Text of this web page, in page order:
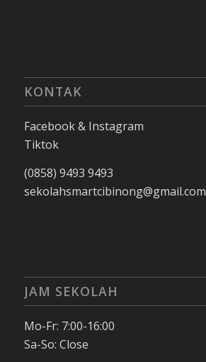
KONTAK
Facebook & Instagram
Tiktok
(0858) 9493 9493
sekolahsmartcibinong@gmail.com
JAM SEKOLAH
Mo-Fr: 7:00-16:00
Sa-So: Close